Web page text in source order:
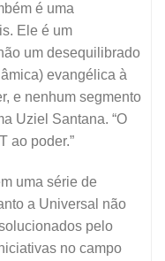
é uma
Ele é um
um desequilibrado
evangélica à
e nenhum segmento
Uziel Santana. “O
ao poder.”
uma série de
a Universal não
pelo
no campo